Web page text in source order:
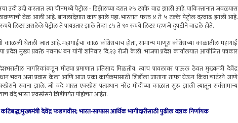
उदो उदो करतात त्या चीनमध्ये पेट्रोल - डिझेलच्या दरात २५ टक्के वाढ झाली आहे. पाकिस्तानात जवळपास
वेळ आली आहे. बांगलादेशात काय झाले पहा. भारतात फक्त ४ ते ५ टक्के पेट्रोल दरवाढ झाली आहे.
लिटर असलेले पेट्रोल ते पायउतार झाले तेव्हा ८५ ते ९० रुपये लिटर म्हणजे दुपटीने वाढले होते.
काळजी घेतली जात आहे. महागाईचा काळ काँग्रेसचाच होता, सामान्य माणूस काँग्रेसच्या काळातील महागाई
प्रदेश मुख्य प्रवक्ते नवनाथ बन यांनी शनिवार दि.२३ रोजी केली. भाजपा प्रदेश कार्यालयात आयोजित पत्रकार
नागरिकांकडून मोठ्या प्रमाणात प्रतिसाद मिळतोय. त्याच पावलावर पाऊल ठेवत मुख्यमंत्री देवेंद्र
भवन असा प्रवास केला आणि आज एका कार्यक्रमासाठी शिर्डीला जाताना ताफा घेऊन किंवा चार्टरने जाणे
रवाना झाले. जी वंदे भारत एक्स्प्रेस पंतप्रधान नरेंद्र मोदींच्या काळात सुरू झाली त्यातून सर्वसामान्य
भारत एक्स्प्रेसने शिर्डीपर्यंत पोहोचत आहेत.
कटिबद्ध;मुख्यमंत्री देवेंद्र फडणवीस; भारत-सायप्रस आर्थिक भागीदारीसाठी पुढील दशक निर्णायक